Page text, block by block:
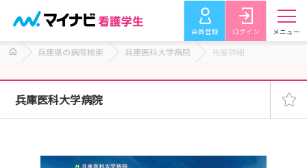
会員登録 ログイン メニュー
兵庫県の病院検索 兵庫医科大学病院 先輩詳細
兵庫医科大学病院